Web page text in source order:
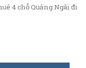
4 chỗ Quảng Ngãi đi